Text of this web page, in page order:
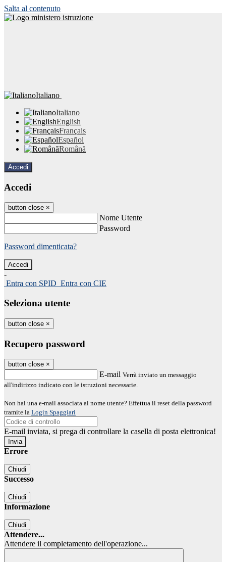
Salta al contenuto
Italiano
Italiano
English
Français
Español
Română
Accedi
Accedi
button close ×
Nome Utente
Password
Password dimenticata?
-
Entra con SPID Entra con CIE
Seleziona utente
button close ×
Recupero password
button close ×
E-mail Verrà inviato un messaggio
all'indirizzo indicato con le istruzioni necessarie.
Non hai una e-mail associata al nome utente? Effettua il reset della password
tramite la Login Spaggiari
E-mail inviata, si prega di controllare la casella di posta elettronica!
Errore
Chiudi
Successo
Chiudi
Informazione
Chiudi
Attendere...
Attendere il completamento dell'operazione...